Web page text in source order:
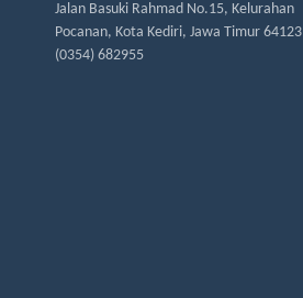
Jalan Basuki Rahmad No.15, Kelurahan
Pocanan, Kota Kediri, Jawa Timur 64123
(0354) 682955